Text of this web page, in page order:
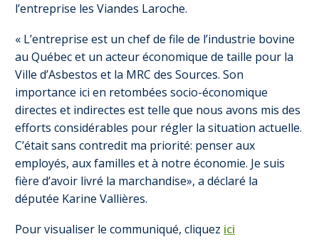
l’entreprise les Viandes Laroche.
« L’entreprise est un chef de file de l’industrie bovine
au Québec et un acteur économique de taille pour la
Ville d’Asbestos et la MRC des Sources. Son
importance ici en retombées socio-économique
directes et indirectes est telle que nous avons mis des
efforts considérables pour régler la situation actuelle.
C’était sans contredit ma priorité: penser aux
employés, aux familles et à notre économie. Je suis
fière d’avoir livré la marchandise», a déclaré la
députée Karine Vallières.
Pour visualiser le communiqué, cliquez ici